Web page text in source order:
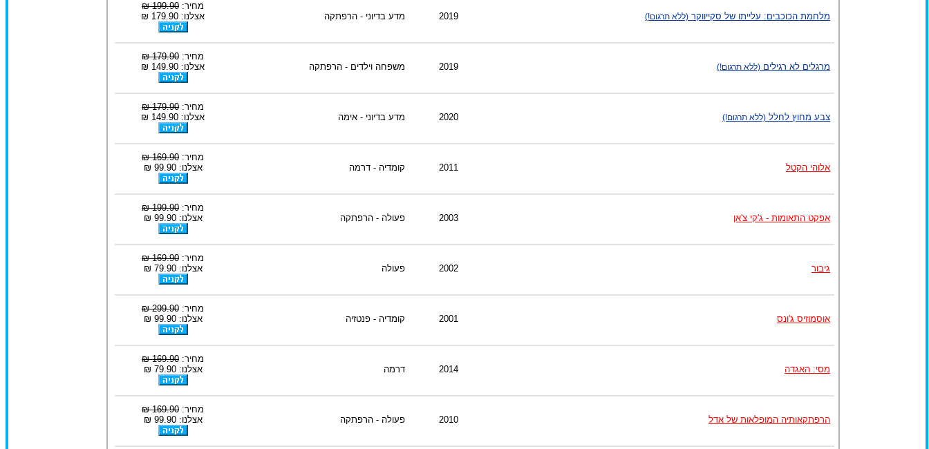
מלחמת הכוכבים: עלייתו של סקייווקר (ללא תרגום!) 2019 מדע בדיוני - הרפתקה
מחיר: 199.90 ₪
אצלנו: 179.90 ₪
מרגלים לא רגילים (ללא תרגום!) 2019 משפחה וילדים - הרפתקה
מחיר: 179.90 ₪
אצלנו: 149.90 ₪
צבע מחוץ לחלל (ללא תרגום!) 2020 מדע בדיוני - אימה
מחיר: 179.90 ₪
אצלנו: 149.90 ₪
אלוהי הקטל 2011 קומדיה - דרמה
מחיר: 169.90 ₪
אצלנו: 99.90 ₪
אפקט התאומות - ג'קי צ'אן 2003 פעולה - הרפתקה
מחיר: 199.90 ₪
אצלנו: 99.90 ₪
גיבור 2002 פעולה
מחיר: 169.90 ₪
אצלנו: 79.90 ₪
אוסמוזיס ג'ונס 2001 קומדיה - פנטזיה
מחיר: 299.90 ₪
אצלנו: 99.90 ₪
מסי: האגדה 2014 דרמה
מחיר: 169.90 ₪
אצלנו: 79.90 ₪
הרפתקאותיה המופלאות של אדל 2010 פעולה - הרפתקה
מחיר: 169.90 ₪
אצלנו: 99.90 ₪